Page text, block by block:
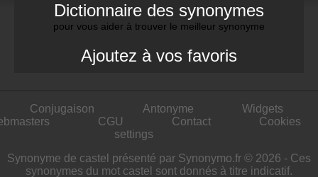
Dictionnaire des synonymes
pour vous aider à trouver le meilleur synonyme
Ajoutez à vos favoris
Conjugaison Antonyme
Widgets
CGU Contact
Cookies
settings
Synonyme de castel présenté par Synonymo.fr © 2026 - Ces
synonymes du mot castel sont donnés à titre indicatif.